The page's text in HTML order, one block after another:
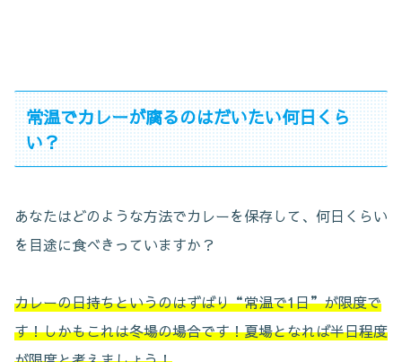
常温でカレーが腐るのはだいたい何日くら
い？
あなたはどのような方法でカレーを保存して、何日くらい
を目途に食べきっていますか？
カレーの日持ちというのはずばり“常温で1日”が限度で
す！しかもこれは冬場の場合です！夏場となれば半日程度